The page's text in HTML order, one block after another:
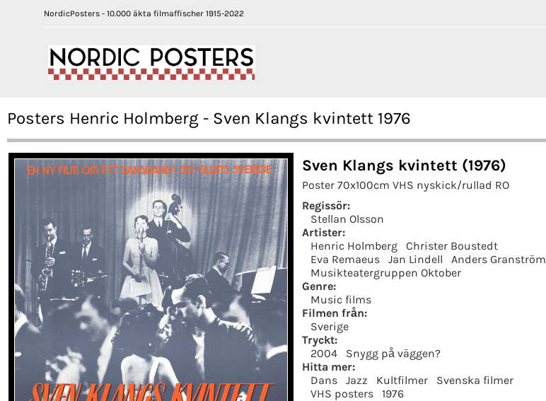
NordicPosters - 10.000 äkta filmaffischer 1915-2022
Posters Henric Holmberg - Sven Klangs kvintett 1976
Sven Klangs kvintett (1976)
Poster 70x100cm VHS nyskick/rullad RO
Regissör:
Stellan Olsson
Artister:
Henric Holmberg
Christer Boustedt
Eva Remaeus
Jan Lindell
Anders Granström
Musikteatergruppen Oktober
Genre:
Music films
Filmen från:
Sverige
Tryckt:
2004
Snygg på väggen?
Hitta mer:
Dans
Jazz Kultfilmer
Svenska filmer
VHS posters
1976